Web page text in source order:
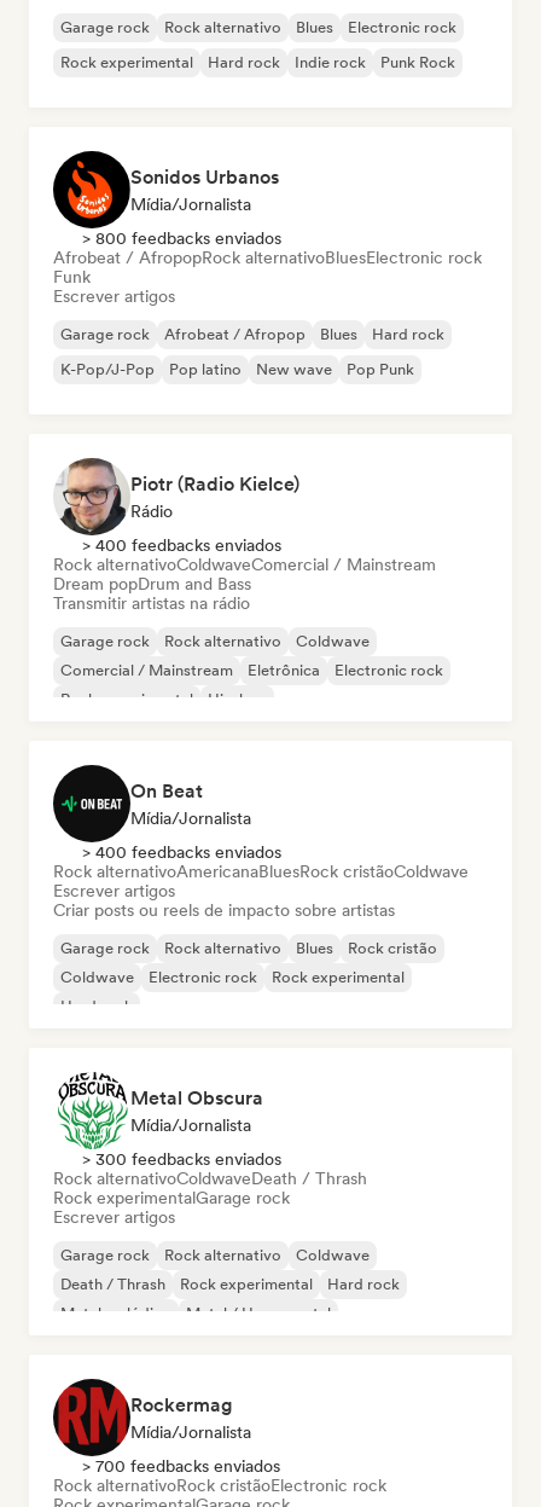
Garage rock Rock alternativo Blues
Electronic rock
Rock experimental
Hard rock Indie rock Punk Rock
Sonidos Urbanos
Mídia/Jornalista
> 800 feedbacks enviados
Afrobeat / AfropopRock alternativoBluesElectronic rock
Funk
Escrever artigos
Garage rock Afrobeat / Afropop Blues
Hard rock
K-Pop/J-Pop
Pop latino New wave Pop Punk
Piotr (Radio Kielce)
Rádio
> 400 feedbacks enviados
Rock alternativoColdwaveComercial / Mainstream
Dream popDrum and Bass
Transmitir artistas na rádio
Garage rock Rock alternativo
Coldwave
Comercial / Mainstream
Eletrônica
Electronic rock
Rock experimental
Hip-hop
On Beat
Mídia/Jornalista
> 400 feedbacks enviados
Rock alternativoAmericanaBluesRock cristãoColdwave
Escrever artigos
Criar posts ou reels de impacto sobre artistas
Garage rock Rock alternativo Blues
Rock cristão
Coldwave
Electronic rock
Rock experimental
Hard rock
Metal Obscura
Mídia/Jornalista
> 300 feedbacks enviados
Rock alternativoColdwaveDeath / Thrash
Rock experimentalGarage rock
Escrever artigos
Garage rock Rock alternativo
Coldwave
Death / Thrash
Rock experimental
Hard rock
Metal melódico
Metal / Heavy metal
Rockermag
Mídia/Jornalista
> 700 feedbacks enviados
Rock alternativoRock cristãoElectronic rock